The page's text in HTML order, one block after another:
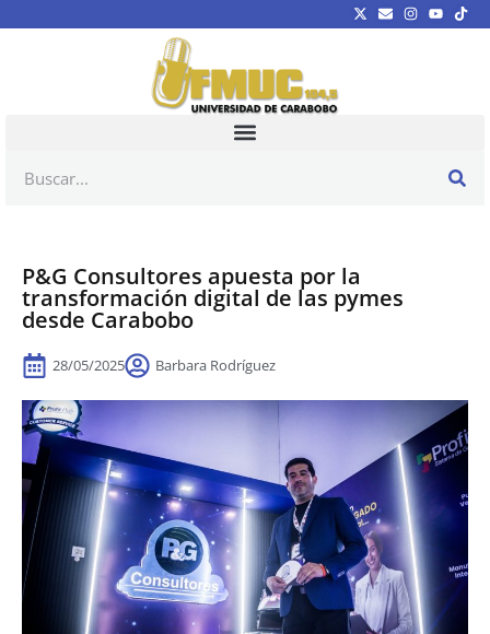
P&G Consultores apuesta por la
transformación digital de las pymes
desde Carabobo
28/05/2025 Barbara Rodríguez